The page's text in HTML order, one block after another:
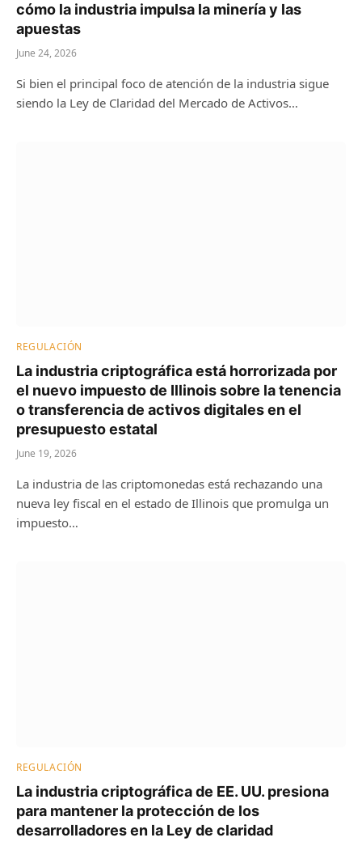
cómo la industria impulsa la minería y las
apuestas
June 24, 2026
Si bien el principal foco de atención de la industria sigue
siendo la Ley de Claridad del Mercado de Activos…
REGULACIÓN
La industria criptográfica está horrorizada por
el nuevo impuesto de Illinois sobre la tenencia
o transferencia de activos digitales en el
presupuesto estatal
June 19, 2026
La industria de las criptomonedas está rechazando una
nueva ley fiscal en el estado de Illinois que promulga un
impuesto…
REGULACIÓN
La industria criptográfica de EE. UU. presiona
para mantener la protección de los
desarrolladores en la Ley de claridad